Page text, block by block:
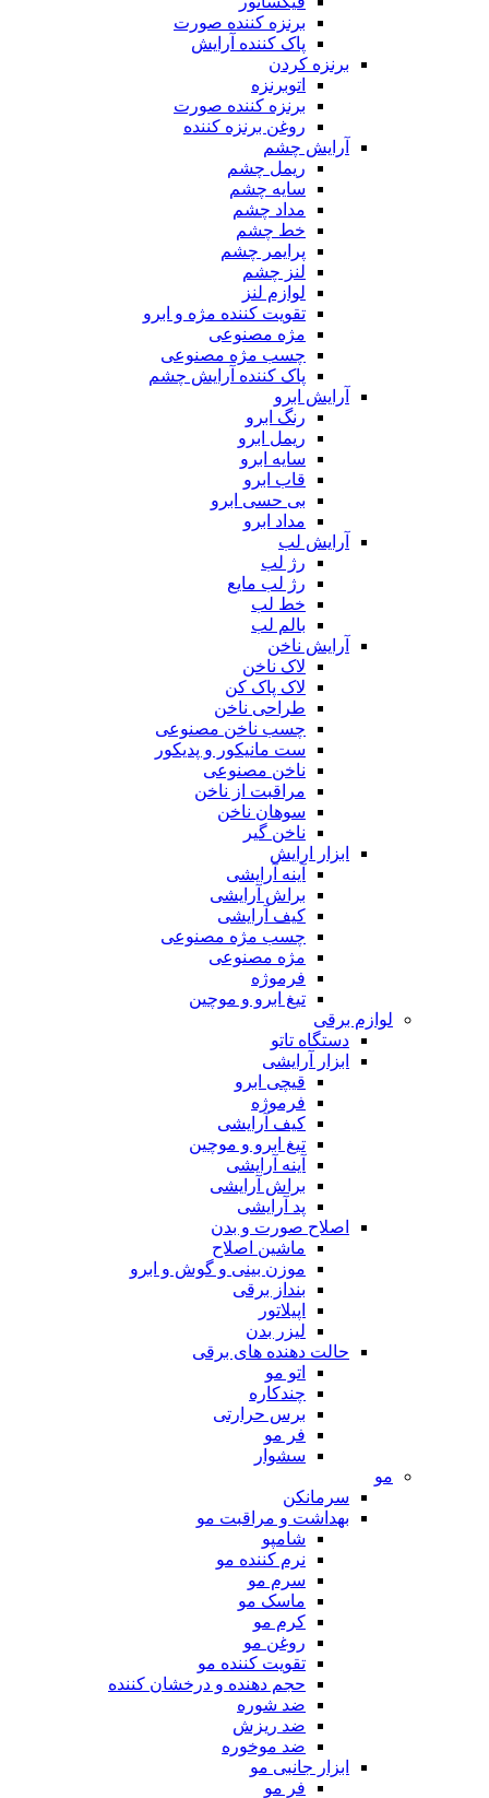
برنزه کننده صورت
پاک کننده آرایش
برنزه کردن
اتوبرنزه
برنزه کننده صورت
روغن برنزه کننده
آرایش چشم
ریمل چشم
سایه چشم
مداد چشم
خط چشم
پرایمر چشم
لنز چشم
لوازم لنز
تقویت کننده مژه و ابرو
مژه مصنوعی
چسب مژه مصنوعی
پاک کننده آرایش چشم
آرایش ابرو
رنگ ابرو
ریمل ابرو
سایه ابرو
قاب ابرو
بی حسی ابرو
مداد ابرو
آرایش لب
رژ لب
رژ لب مایع
خط لب
بالم لب
آرایش ناخن
لاک ناخن
لاک پاک کن
طراحی ناخن
چسب ناخن مصنوعی
ست مانیکور و پدیکور
ناخن مصنوعی
مراقبت از ناخن
سوهان ناخن
ناخن گیر
ابزار ارایش
آینه آرایشی
براش آرایشی
کیف آرایشی
چسب مژه مصنوعی
مژه مصنوعی
فرموژه
تیغ ابرو و موچین
لوازم برقی
دستگاه تاتو
ابزار آرایشی
قیچی ابرو
فرموژه
کیف آرایشی
تیغ ابرو و موچین
آینه آرایشی
براش آرایشی
پد آرایشی
اصلاح صورت و بدن
ماشین اصلاح
موزن بینی و گوش و ابرو
بنداز برقی
اپیلاتور
لیزر بدن
حالت دهنده های برقی
اتو مو
چندکاره
برس حرارتی
فر مو
سشوار
مو
سرمانکن
بهداشت و مراقبت مو
شامپو
نرم کننده مو
سرم مو
ماسک مو
کرم مو
روغن مو
تقویت کننده مو
حجم دهنده و درخشان کننده
ضد شوره
ضد ریزش
ضد موخوره
ابزار جانبی مو
فر مو